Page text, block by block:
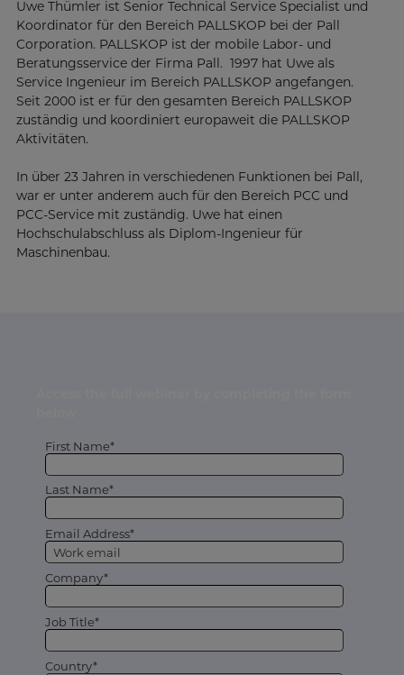
Uwe Thümler ist Senior Technical Service Specialist und
Koordinator für den Bereich PALLSKOP bei der Pall
Corporation. PALLSKOP ist der mobile Labor- und
Beratungsservice der Firma Pall. 1997 hat Uwe als
Service Ingenieur im Bereich PALLSKOP angefangen.
Seit 2000 ist er für den gesamten Bereich PALLSKOP
zuständig und koordiniert europaweit die PALLSKOP
Aktivitäten.
In über 23 Jahren in verschiedenen Funktionen bei Pall,
war er unter anderem auch für den Bereich PCC und
PCC-Service mit zuständig. Uwe hat einen
Hochschulabschluss als Diplom-Ingenieur für
Maschinenbau.
First Name*
Last Name*
Email Address*
Company*
Job Title*
Country*